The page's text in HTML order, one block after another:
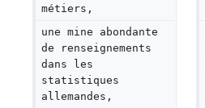
métiers,
une mine abondante
de renseignements
dans les
statistiques
allemandes,